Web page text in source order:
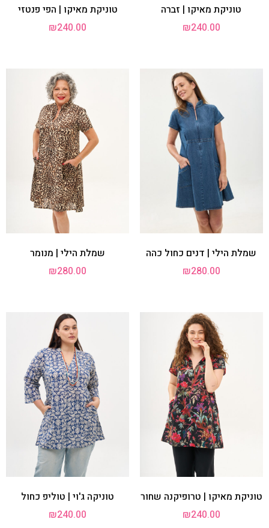
טוניקת מאיקו | זברה
₪240.00
טוניקת מאיקו | הפי פנטזי
₪240.00
שמלת הילי | דנים כחול כהה
₪280.00
שמלת הילי | מנומר
₪280.00
טוניקת מאיקו | טרופיקנה שחור
₪240.00
טוניקה ג'וי | טוליפ כחול
₪240.00